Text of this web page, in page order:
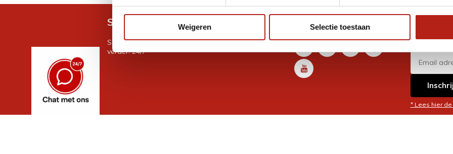
Weigeren Selectie toestaan
Snel antwoord op je vraag?
Stel je vraag in de chat, en we helpen je graag
verder. 24/7
Volg ons
* Lees hier